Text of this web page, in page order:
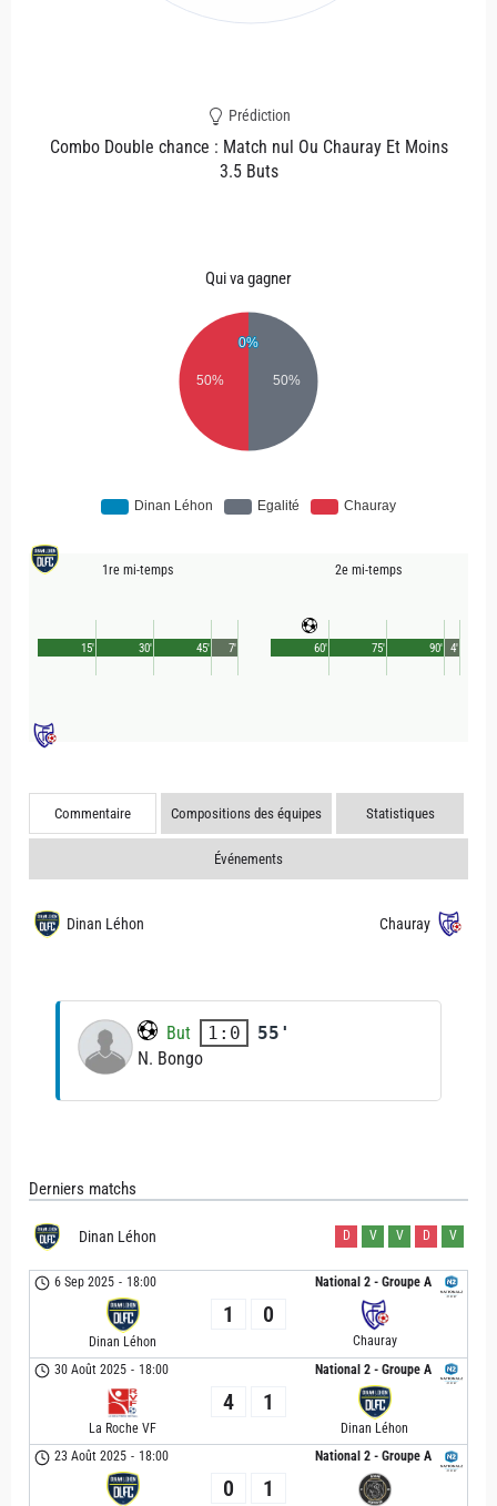
Prédiction
Combo Double chance : Match nul Ou Chauray Et Moins
3.5 Buts
Qui va gagner
1re mi-temps
45'
15' 30' 7'
2e mi-temps
90'
60' 75' 4'
Commentaire Compositions des équipes Statistiques
Événements
Dinan Léhon Chauray
But 1:0
55'
N. Bongo
Derniers matchs
Dinan Léhon D V V D V
National 2 - Groupe A
6 Sep 2025 - 18:00
Dinan Léhon
1 0
Chauray
National 2 - Groupe A
30 Août 2025 - 18:00
La Roche VF
4 1
Dinan Léhon
National 2 - Groupe A
23 Août 2025 - 18:00
0 1